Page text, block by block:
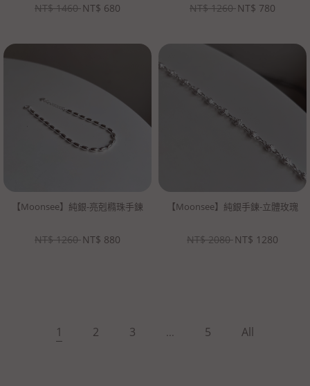
NT$ 1460 NT$ 680 NT$ 1260 NT$ 780
【Moonsee】純銀-亮剋橢珠手鍊
NT$ 1260 NT$ 880
【Moonsee】純銀手鍊-立體玫瑰
NT$ 2080 NT$ 1280
1 2 3 ... 5 All